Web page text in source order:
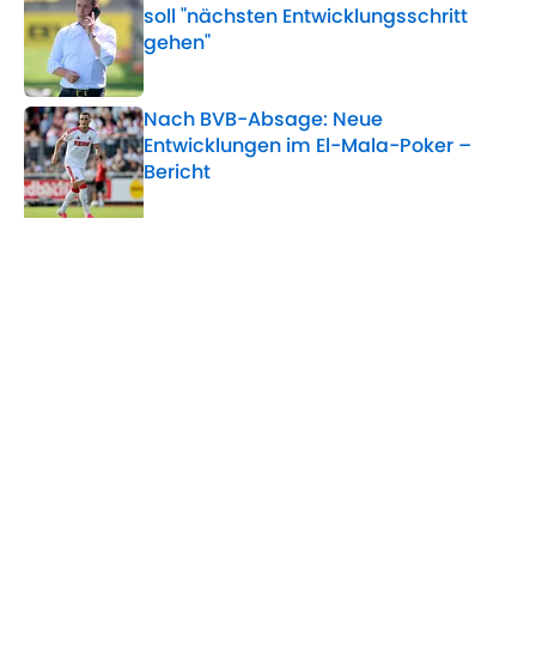
soll "nächsten Entwicklungsschritt
gehen"
Published by on Invalid Date
Nach BVB-Absage: Neue
Entwicklungen im El-Mala-Poker –
Bericht
Published by on Invalid Date